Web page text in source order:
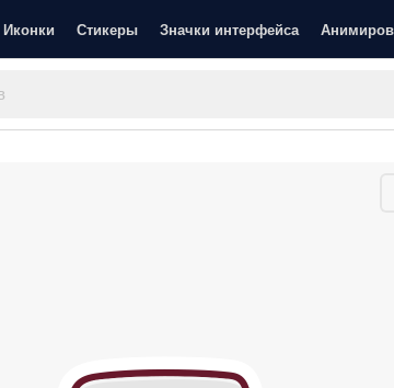
Иконки Стикеры Значки интерфейса